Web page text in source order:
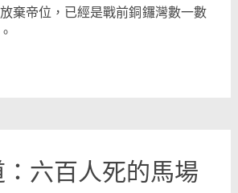
棄帝位， 已經是戰前銅鑼灣數一數
六百人死的馬場